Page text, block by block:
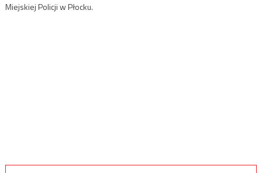
Miejskiej Policji w Płocku.